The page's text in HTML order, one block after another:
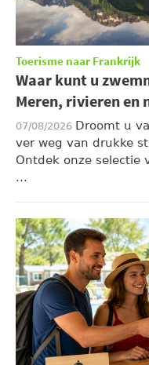
Toerisme naar Frankrijk
Waar kunt u
Meren, rivieren en
07/08/2026 Droomt u
ver weg van drukke
Ontdek onze selectie
...